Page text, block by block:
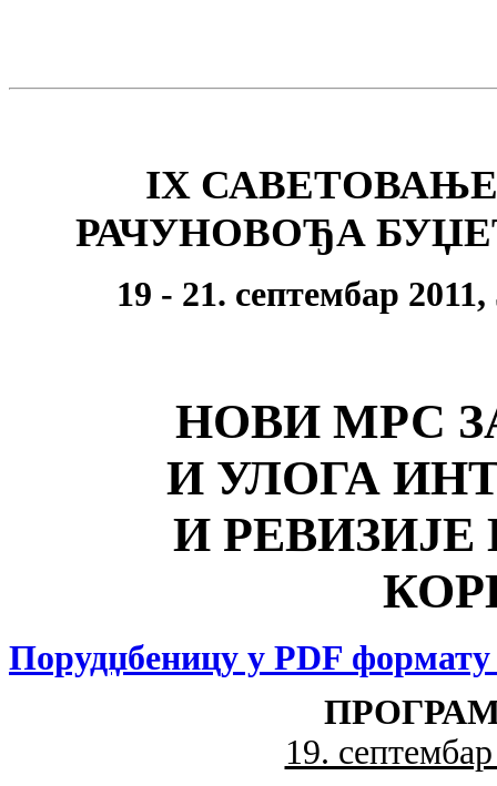
IX
РАЧУНОВОЂА
19 - 21. септембар
НОВИ МРС
И УЛОГА
И
Порудџбеницу у PDF
19.